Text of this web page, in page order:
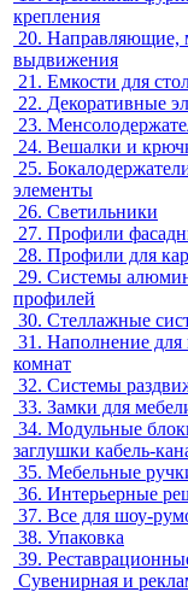
крепления
20. Направляющие,
выдвижения
21. Емкости для
22. Декоративные
23.
24. Вешалки и
25.
элементы
26. Светильники
27. Профили
28. Профили для
29. Системы
профилей
30. Стеллажные
31. Наполнение
комнат
32. Системы
33. Замки для
34. Модульные
заглушки кабель-
35. Мебельные
36. Интерьерные
37. Все для шоу-
38. Упаковка
39.
Сувенирная и